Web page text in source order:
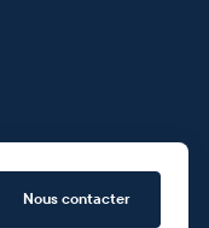
Nous contacter